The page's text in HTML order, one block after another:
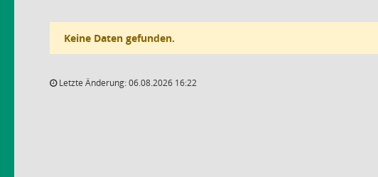
Keine Daten gefunden.
Letzte Änderung: 06.08.2026 16:22